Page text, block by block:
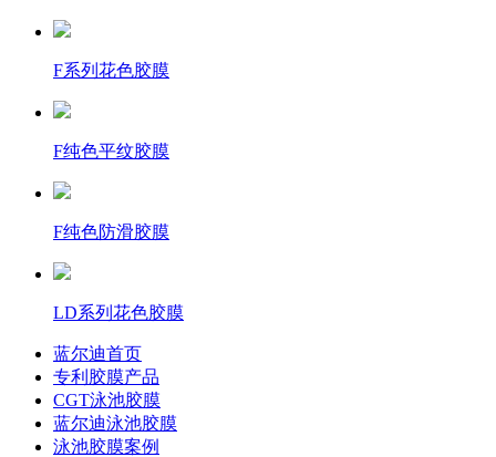
F系列花色胶膜
F纯色平纹胶膜
F纯色防滑胶膜
LD系列花色胶膜
蓝尔迪首页
专利胶膜产品
CGT泳池胶膜
蓝尔迪泳池胶膜
泳池胶膜案例